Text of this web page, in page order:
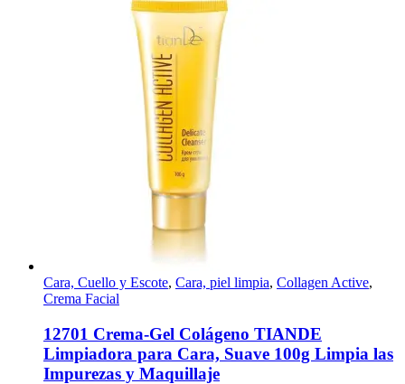
Cara, Cuello y Escote, Cara, piel limpia, Collagen Active,
Crema Facial
12701 Crema-Gel Colágeno TIANDE
Limpiadora para Cara, Suave 100g Limpia las
Impurezas y Maquillaje